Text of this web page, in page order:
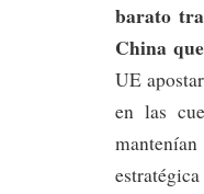
barato
China
UE
en las